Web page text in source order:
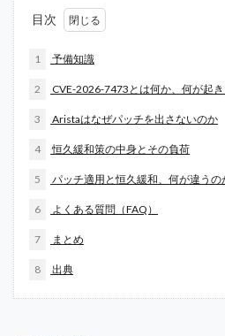
目次
1 予備知識
2 CVE-2026-7473とは何か、何が起
3 Aristaはなぜパッチを出さないのか
4 恒久緩和策の中身とその負荷
5 パッチ適用と恒久緩和、何が違うの
6 よくある質問（FAQ）
7 まとめ
8 出典